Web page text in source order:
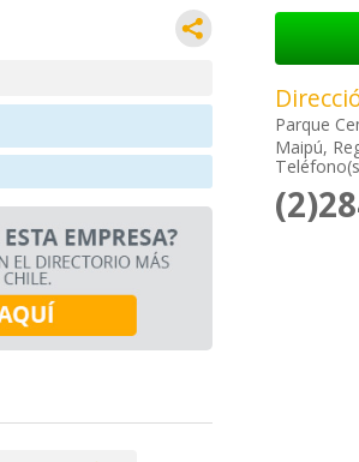
Parque
Maipú,